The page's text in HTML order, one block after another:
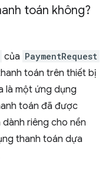
toán không?
của PaymentRequest
toán trên thiết bị
là một ứng dụng
toán đã được
riêng cho nền
thanh toán dựa